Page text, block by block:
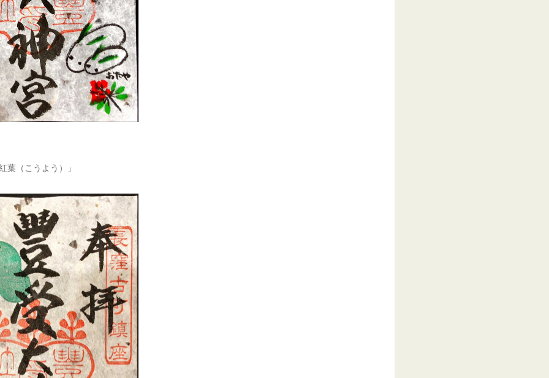
葉（こうよう）」